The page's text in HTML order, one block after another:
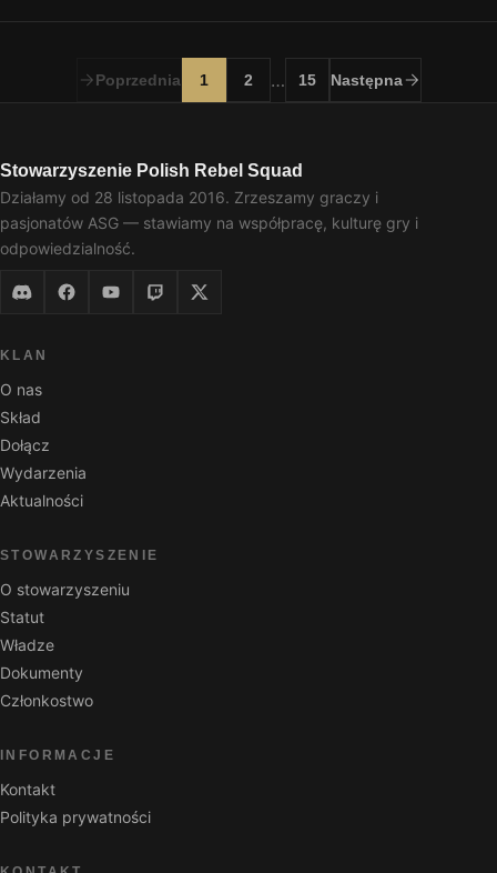
Poprzednia 1 2 … 15 Następna
Stowarzyszenie Polish Rebel Squad
Działamy od 28 listopada 2016. Zrzeszamy graczy i
pasjonatów ASG — stawiamy na współpracę, kulturę gry i
odpowiedzialność.
KLAN
O nas
Skład
Dołącz
Wydarzenia
Aktualności
STOWARZYSZENIE
O stowarzyszeniu
Statut
Władze
Dokumenty
Członkostwo
INFORMACJE
Kontakt
Polityka prywatności